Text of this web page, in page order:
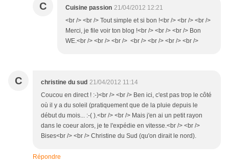
C Cuisine passion 21/04/2012 12:21
<br /> <br /> Tout simple et si bon !<br /> <br /> <br />
Merci, je file voir ton blog !<br /> <br /> <br /> Bon
WE.<br /> <br /> <br /> <br /> <br /> <br /> <br />
C christine du sud 21/04/2012 11:14
Coucou en direct ! :-)<br /> <br /> Ben ici, c'est pas trop le côté
où il y a du soleil (pratiquement que de la pluie depuis le
début du mois... :-( ).<br /> <br /> Mais j'en ai un petit rayon
dans le coeur alors, je te l'expédie en vitesse.<br /> <br />
Bises<br /> <br /> Christine du Sud (qu'on dirait le nord).
Répondre